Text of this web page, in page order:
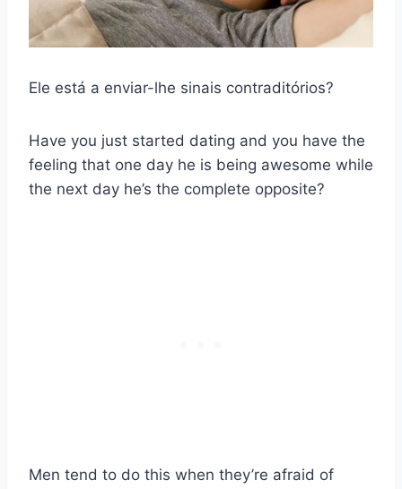
Ele está a enviar-lhe sinais contraditórios?
Have you just started dating and you have the
feeling that one day he is being awesome while
the next day he’s the complete opposite?
Men tend to do this when they’re afraid of